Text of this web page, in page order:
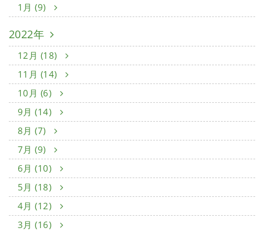
1月 (9)
2022年
12月 (18)
11月 (14)
10月 (6)
9月 (14)
8月 (7)
7月 (9)
6月 (10)
5月 (18)
4月 (12)
3月 (16)